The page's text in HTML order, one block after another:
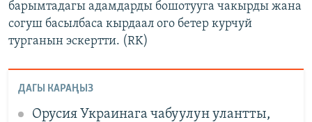
барымтадагы адамдарды бошотууга чакырды жана
согуш басылбаса кырдаал ого бетер курчуй
турганын эскертти. (RK)
ДАГЫ КАРАҢЫЗ
Орусия Украинага чабуулун улантты,